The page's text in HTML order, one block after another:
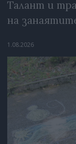
Талант и
на
1.08.2026